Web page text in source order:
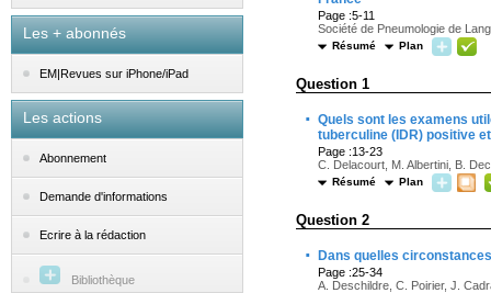
Les + abonnés
EM|Revues sur iPhone/iPad
Les actions
Abonnement
Demande d'informations
Ecrire à la rédaction
Bibliothèque
Page :5-11
Société de Pneumologie de
Résumé Plan
Question 1
· Quels sont les examens
tuberculine (IDR) positive
Page :13-23
C. Delacourt, M. Albertini, B.
Résumé Plan
Question 2
· Dans quelles
Page :25-34
A. Deschildre, C. Poirier, J.